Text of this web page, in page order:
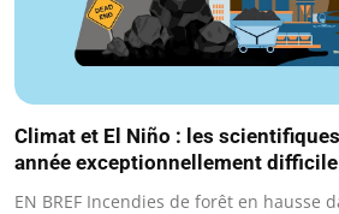
Climat et El Niño : les
année exceptionnellement difficile
EN BREF Incendies de forêt en hausse